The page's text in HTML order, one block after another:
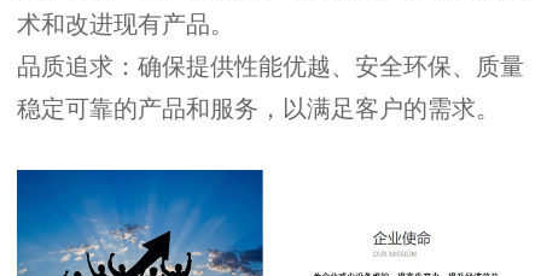
术和改进现有产品。
品质追求：确保提供性能优越、安全环保、质量
稳定可靠的产品和服务，以满足客户的需求。